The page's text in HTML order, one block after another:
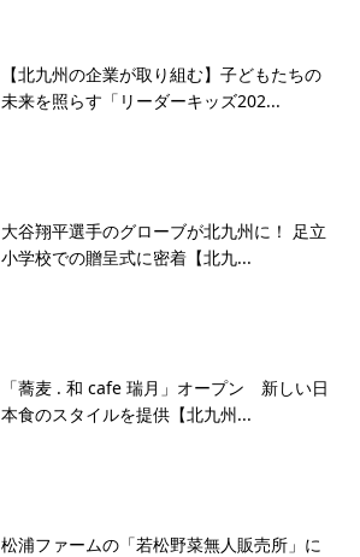
【北九州の企業が取り組む】子どもたちの
未来を照らす「リーダーキッズ202...
大谷翔平選手のグローブが北九州に！ 足立
小学校での贈呈式に密着【北九...
「蕎麦 . 和 cafe 瑞月」オープン 新しい日
本食のスタイルを提供【北九州...
松浦ファームの「若松野菜無人販売所」に